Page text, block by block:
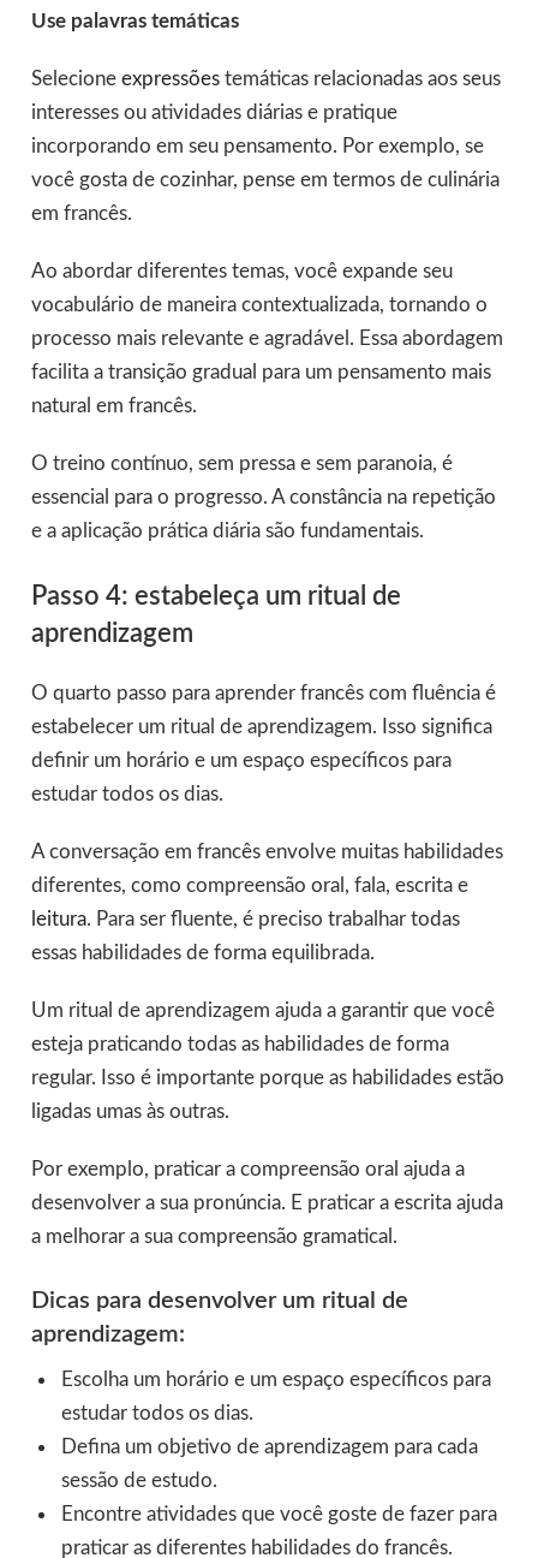
Use palavras temáticas
Selecione expressõestemáticas relacionadas aos seus
interesses ou atividades diárias e pratique
incorporando em seu pensamento. Por exemplo, se
você gosta de cozinhar, pense em termos de culinária
em francês.
Ao abordar diferentes temas, você expande seu
vocabulário de maneira contextualizada, tornando o
processo mais relevante e agradável. Essa abordagem
facilita a transição gradual para um pensamento mais
natural em francês.
O treino contínuo, sem pressa e sem paranoia, é
essencial para o progresso. A constância na repetição
e a aplicação prática diária são fundamentais.
Passo 4: estabeleça um ritual de
aprendizagem
O quarto passo para aprender francês com fluência é
estabelecer um ritual de aprendizagem. Isso significa
definir um horário e um espaço específicos para
estudar todos os dias.
A conversação em francês envolve muitas habilidades
diferentes, como compreensão oral, fala, escrita e
leitura. Para ser fluente, é preciso trabalhar todas
essas habilidades de forma equilibrada.
Um ritual de aprendizagem ajuda a garantir que você
esteja praticando todas as habilidades de forma
regular. Isso é importante porque as habilidades estão
ligadas umas às outras.
Por exemplo, praticar a compreensão oral ajuda a
desenvolver a sua pronúncia. E praticar a escrita ajuda
a melhorar a sua compreensão gramatical.
Dicas para desenvolver um ritual de
aprendizagem:
Escolha um horário e um espaço específicos para
estudar todos os dias.
Defina um objetivo de aprendizagem para cada
sessão de estudo.
Encontre atividades que você goste de fazer para
praticar as diferentes habilidades do francês.